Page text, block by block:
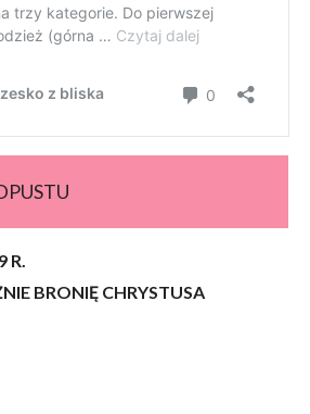
R.
BRONIĘ CHRYSTUSA